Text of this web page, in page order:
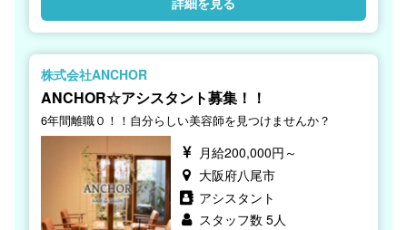
株式会社ANCHOR
ANCHOR☆アシスタント募集！！
6年間離職０！！自分らしい美容師を見つけませんか？
月給200,000円～
大阪府八尾市
アシスタント
スタッフ数 5人